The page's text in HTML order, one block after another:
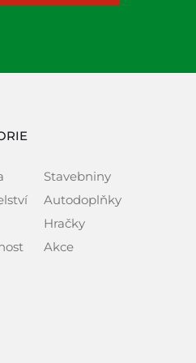
Stavebniny
Autodoplňky
Hračky
Akce